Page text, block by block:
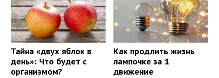
Тайна «двух яблок в
день»: Что будет с
организмом?
Как продлить жизнь
лампочке за 1
движение